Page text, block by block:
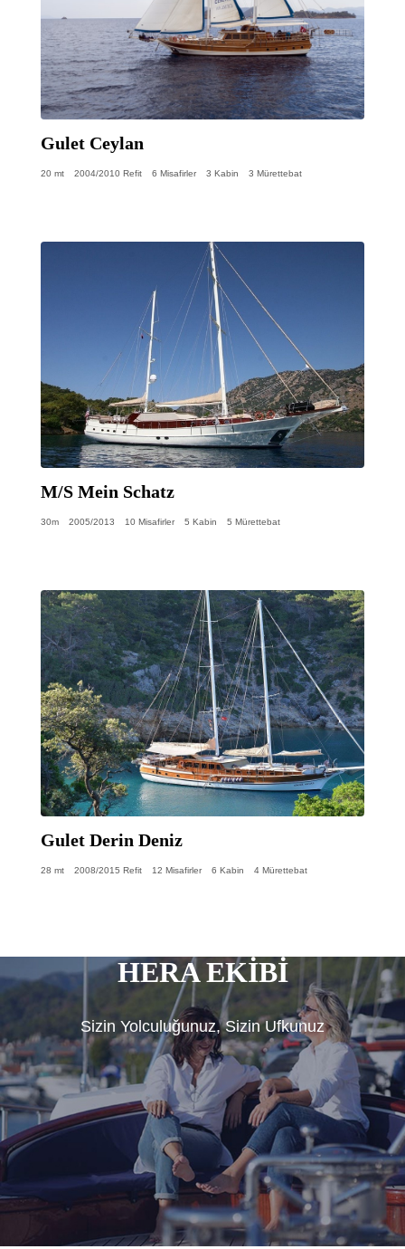
Gulet Ceylan
20 mt 2004/2010 Refit 6 Misafirler 3 Kabin 3 Mürettebat
M/S Mein Schatz
30m 2005/2013 10 Misafirler 5 Kabin 5 Mürettebat
Gulet Derin Deniz
28 mt 2008/2015 Refit 12 Misafirler 6 Kabin 4 Mürettebat
HERA EKİBİ
Sizin Yolculuğunuz, Sizin Ufkunuz